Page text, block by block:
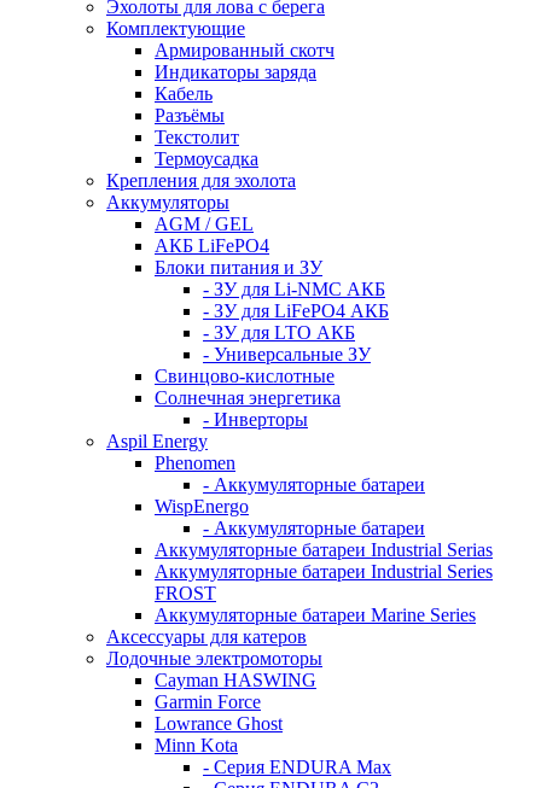
Эхолоты для лова с берега
Комплектующие
Армированный скотч
Индикаторы заряда
Кабель
Разъёмы
Текстолит
Термоусадка
Крепления для эхолота
Аккумуляторы
AGM / GEL
АКБ LiFePO4
Блоки питания и ЗУ
- ЗУ для Li-NMC АКБ
- ЗУ для LiFePO4 АКБ
- ЗУ для LTO АКБ
- Универсальные ЗУ
Свинцово-кислотные
Солнечная энергетика
- Инверторы
Aspil Energy
Phenomen
- Аккумуляторные батареи
WispEnergo
- Аккумуляторные батареи
Аккумуляторные батареи Industrial Serias
Аккумуляторные батареи Industrial Series
FROST
Аккумуляторные батареи Marine Series
Аксессуары для катеров
Лодочные электромоторы
Cayman HASWING
Garmin Force
Lowrance Ghost
Minn Kota
- Серия ENDURA Max